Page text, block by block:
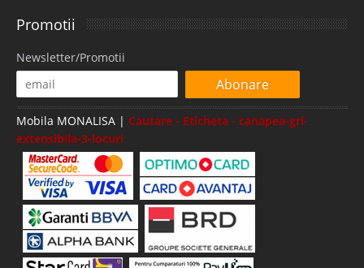
Promotii
Newsletter/Promotii
Abonare
Mobila MONALISA | Cautare - Eticheta - canapea-gri-
extensibila-3-locuri